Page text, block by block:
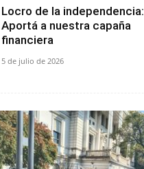
Locro de la independencia:
Aportá a nuestra capaña
financiera
5 de julio de 2026